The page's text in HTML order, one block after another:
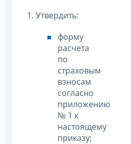
1. Утвердить:
форму
расчета
по
страховым
взносам
согласно
приложению
№ 1 к
настоящему
приказу;